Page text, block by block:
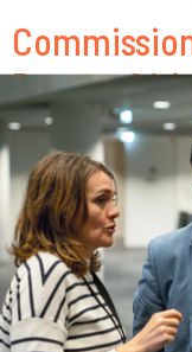
Rennes 24
Vous n’avez pas
d'utilisateur ou
souvenir de moi